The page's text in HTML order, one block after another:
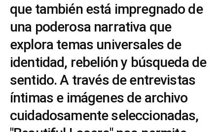
que también está impregnado de
una poderosa narrativa que
explora temas universales de
identidad, rebelión y búsqueda de
sentido. A través de entrevistas
íntimas e imágenes de archivo
cuidadosamente seleccionadas,